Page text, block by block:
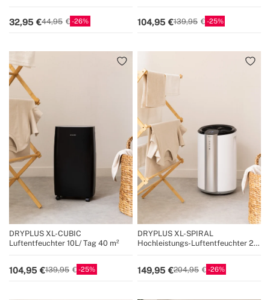
32,95 44,95 26 104,95 139,95 25
DRYPLUS XL-CUBIC
Luftentfeuchter 10L/ Tag 40 m²
104,95 139,95 25
DRYPLUS XL-SPIRAL
Hochleistungs-Luftentfeuchter 20
149,95 204,95 26